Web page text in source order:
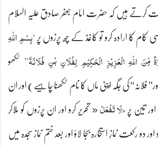
کرتے ہیں کہ حضرت امام جعفر صادق علیہ السلام
کا ارادہ کرو تو کاغذ کے چھ پرزوں پر"بِسْمِ اللّٰهِ
مِّنَ اللّٰهِ الْعَزِيْزِ الْحَكِيْمِ لِفُلَانِ بْنِ فُلَانَةَ” لکھو
فلانہ‘‘ کی جگہ اپنی ماں کا نام لکھنا چاہیے) اور ان
تین پر«لَا تَفْعَلْ« تحریر کرو اور ان پرزوں کو ملاکر
رکعت نمازِ استخارہ بجا لاؤ اور بعد ختم نماز سجدہ میں